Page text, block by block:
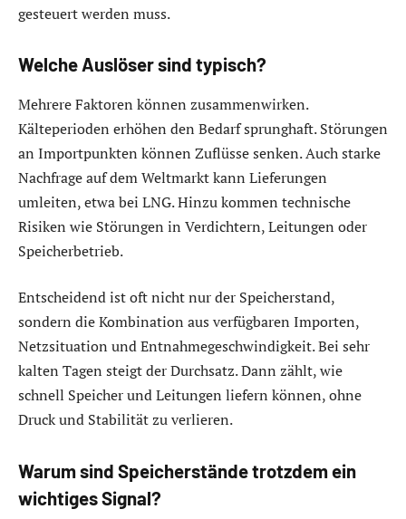
gesteuert werden muss.
Welche Auslöser sind typisch?
Mehrere Faktoren können zusammenwirken.
Kälteperioden erhöhen den Bedarf sprunghaft. Störungen
an Importpunkten können Zuflüsse senken. Auch starke
Nachfrage auf dem Weltmarkt kann Lieferungen
umleiten, etwa bei LNG. Hinzu kommen technische
Risiken wie Störungen in Verdichtern, Leitungen oder
Speicherbetrieb.
Entscheidend ist oft nicht nur der Speicherstand,
sondern die Kombination aus verfügbaren Importen,
Netzsituation und Entnahmegeschwindigkeit. Bei sehr
kalten Tagen steigt der Durchsatz. Dann zählt, wie
schnell Speicher und Leitungen liefern können, ohne
Druck und Stabilität zu verlieren.
Warum sind Speicherstände trotzdem ein
wichtiges Signal?